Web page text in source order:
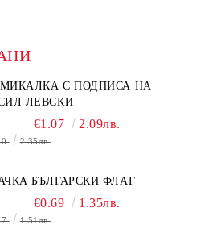
С ПОДПИСА НА
ЛЕВСКИ
€1.07 2.09лв.
2.35лв.
БЪЛГАРСКИ ФЛАГ
€0.69 1.35лв.
1.51лв.